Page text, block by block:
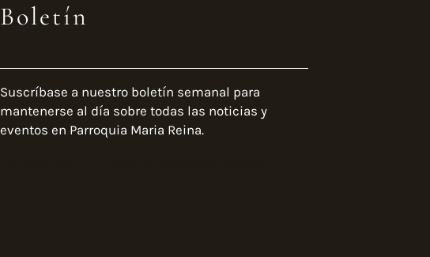
Boletín
Suscríbase a nuestro boletín semanal para
mantenerse al día sobre todas las noticias y
eventos en Parroquia Maria Reina.